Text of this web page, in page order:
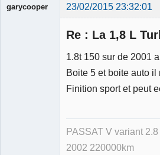
garycooper 23/02/2015 23:32:01
Re : La 1,8 L
1.8t 150 sur de 2001
Boite 5 et boite auto il
Finition sport et peut
PASSAT V variant
2002 220000km